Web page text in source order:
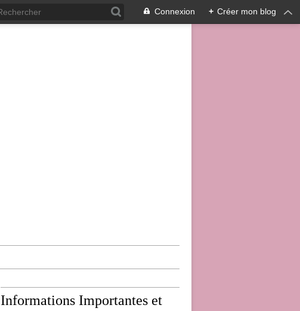
Connexion + Créer mon blog
Informations Importantes et